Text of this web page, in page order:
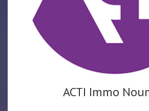
ACTI Immo